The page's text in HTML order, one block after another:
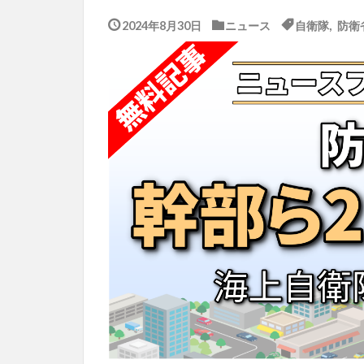
2024年8月30日 ニュース 自衛隊, 防衛